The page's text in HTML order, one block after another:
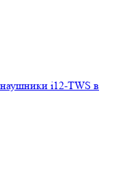
i12-TWS в